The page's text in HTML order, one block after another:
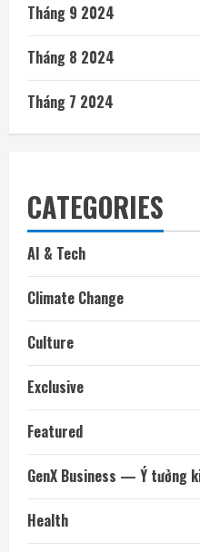
Tháng 9 2024
Tháng 8 2024
Tháng 7 2024
CATEGORIES
AI & Tech
Climate Change
Culture
Exclusive
Featured
GenX Business — Ý tưởng
Health